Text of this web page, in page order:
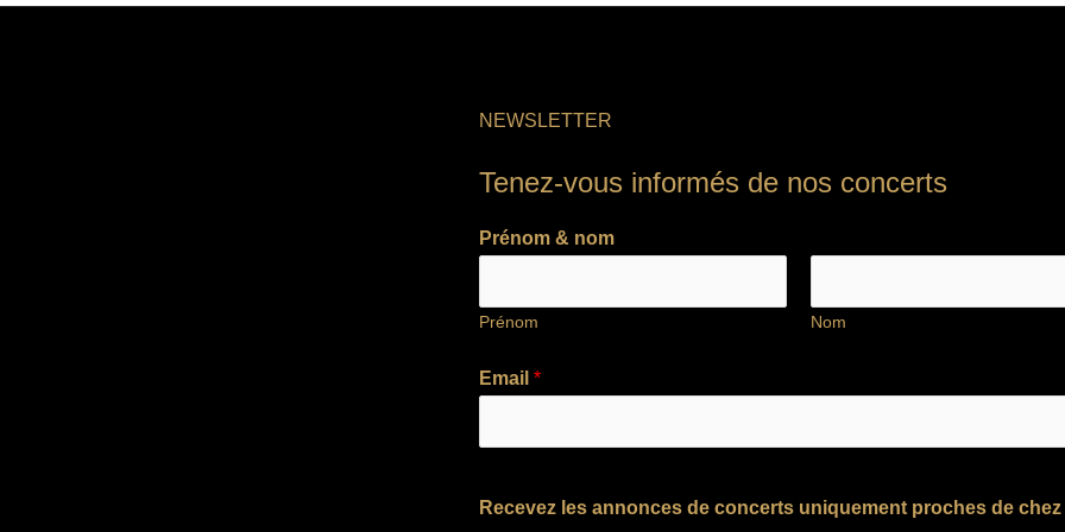
NEWSLETTER
Tenez-vous informés de nos concerts
Prénom & nom
Prénom Nom
Email*
Recevez les annonces de concerts uniquement proches de